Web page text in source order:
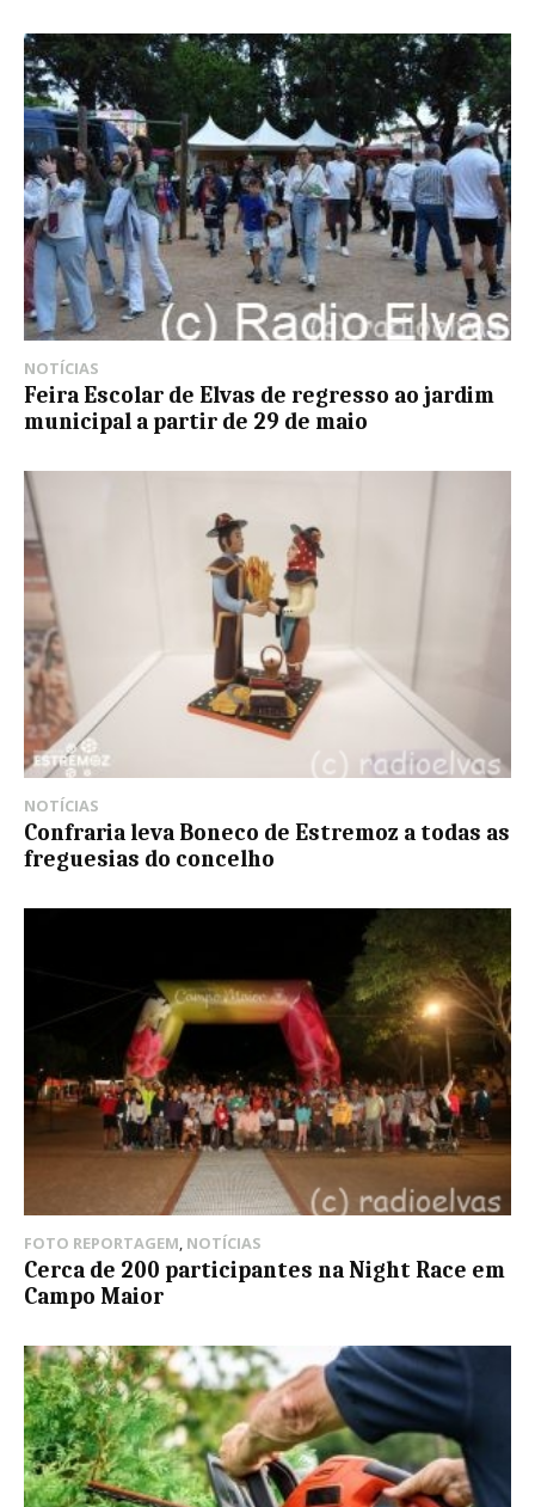
NOTÍCIAS
Feira Escolar de Elvas de regresso ao jardim
municipal a partir de 29 de maio
NOTÍCIAS
Confraria leva Boneco de Estremoz a todas as
freguesias do concelho
FOTO REPORTAGEM, NOTÍCIAS
Cerca de 200 participantes na Night Race em
Campo Maior